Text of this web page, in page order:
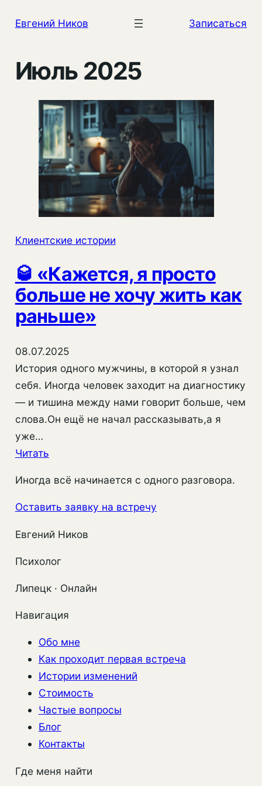
Евгений Ников Записаться
Июль 2025
Клиентские истории
🥃 «Кажется, я просто
больше не хочу жить как
раньше»
08.07.2025
История одного мужчины, в которой я узнал
себя. Иногда человек заходит на диагностику
— и тишина между нами говорит больше, чем
слова.Он ещё не начал рассказывать,а я
уже…
Читать:
«Кажется,
я
больше
жить
раньше»
Иногда всё начинается с одного разговора.
Оставить заявку на встречу
Евгений Ников
Психолог
Липецк · Онлайн
Навигация
Обо мне
Как проходит первая встреча
Истории изменений
Стоимость
Частые вопросы
Блог
Контакты
Где меня найти